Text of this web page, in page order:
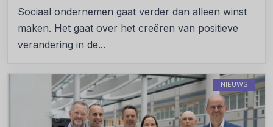
Sociaal ondernemen gaat verder dan alleen winst
maken. Het gaat over het creëren van positieve
verandering in de...
NIEUWS